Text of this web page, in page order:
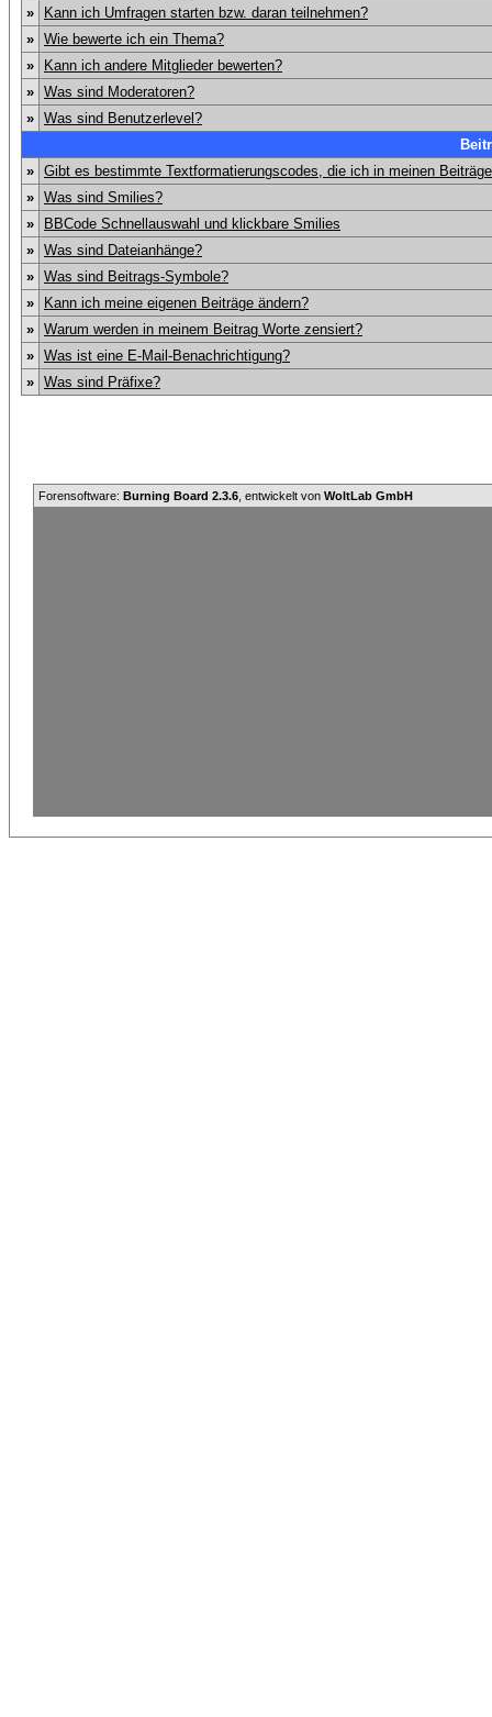
»
Kann ich Umfragen starten bzw. daran teilnehmen?
» Wie bewerte ich ein Thema?
»
Kann ich andere Mitglieder bewerten?
» Was sind Moderatoren?
» Was sind Benutzerlevel?
» Gibt es bestimmte Textformatierungscodes, die ich in meinen
» Was sind Smilies?
»
BBCode Schnellauswahl und klickbare Smilies
» Was sind Dateianhänge?
» Was sind Beitrags-Symbole?
»
Kann ich meine eigenen Beiträge ändern?
» Warum werden in meinem Beitrag Worte zensiert?
» Was ist eine E-Mail-Benachrichtigung?
» Was sind Präfixe?
Forensoftware: Burning Board 2.3.6 , entwickelt von WoltLab GmbH